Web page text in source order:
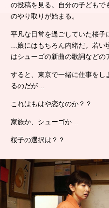
の投稿を見る。 自分の子どもで
のやり取りが始まる。
平凡な日常を過ごしていた桜子
…娘にはもちろん内緒だ。若い
はシューゴの新曲の歌詞などの
すると、東京で一緒に仕事を
るのだが…
これはもはや恋なのか？？
家族か、シューゴか…
桜子の選択は？？